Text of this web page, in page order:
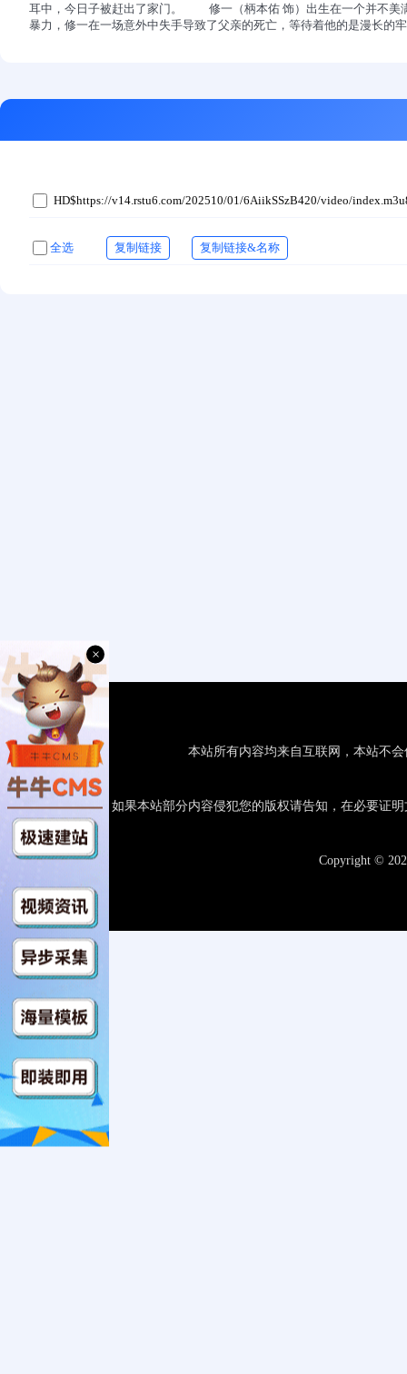
耳中，今日子被赶出了家门。 修一（柄本佑 饰）出生在一个并不美
暴力，修一在一场意外中失手导致了父亲的死亡，等待着他的是漫长的
HD$https://v14.rstu6.com/202510/01/6AiikSSzB420/video/
全选 复制链接 复制链接&名称
本站所有内容均来自互联网，本站不
如果本站部分内容侵犯您的版权请告知，在必要证
Copyright ©
×